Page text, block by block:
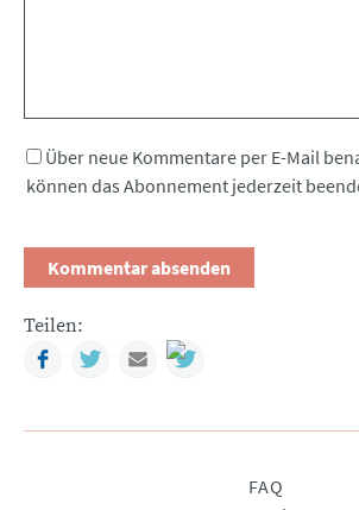
Über neue Kommentare per E-Mail
können das Abonnement jederzeit
Teilen:
FacebookTwitterMail
FAQ